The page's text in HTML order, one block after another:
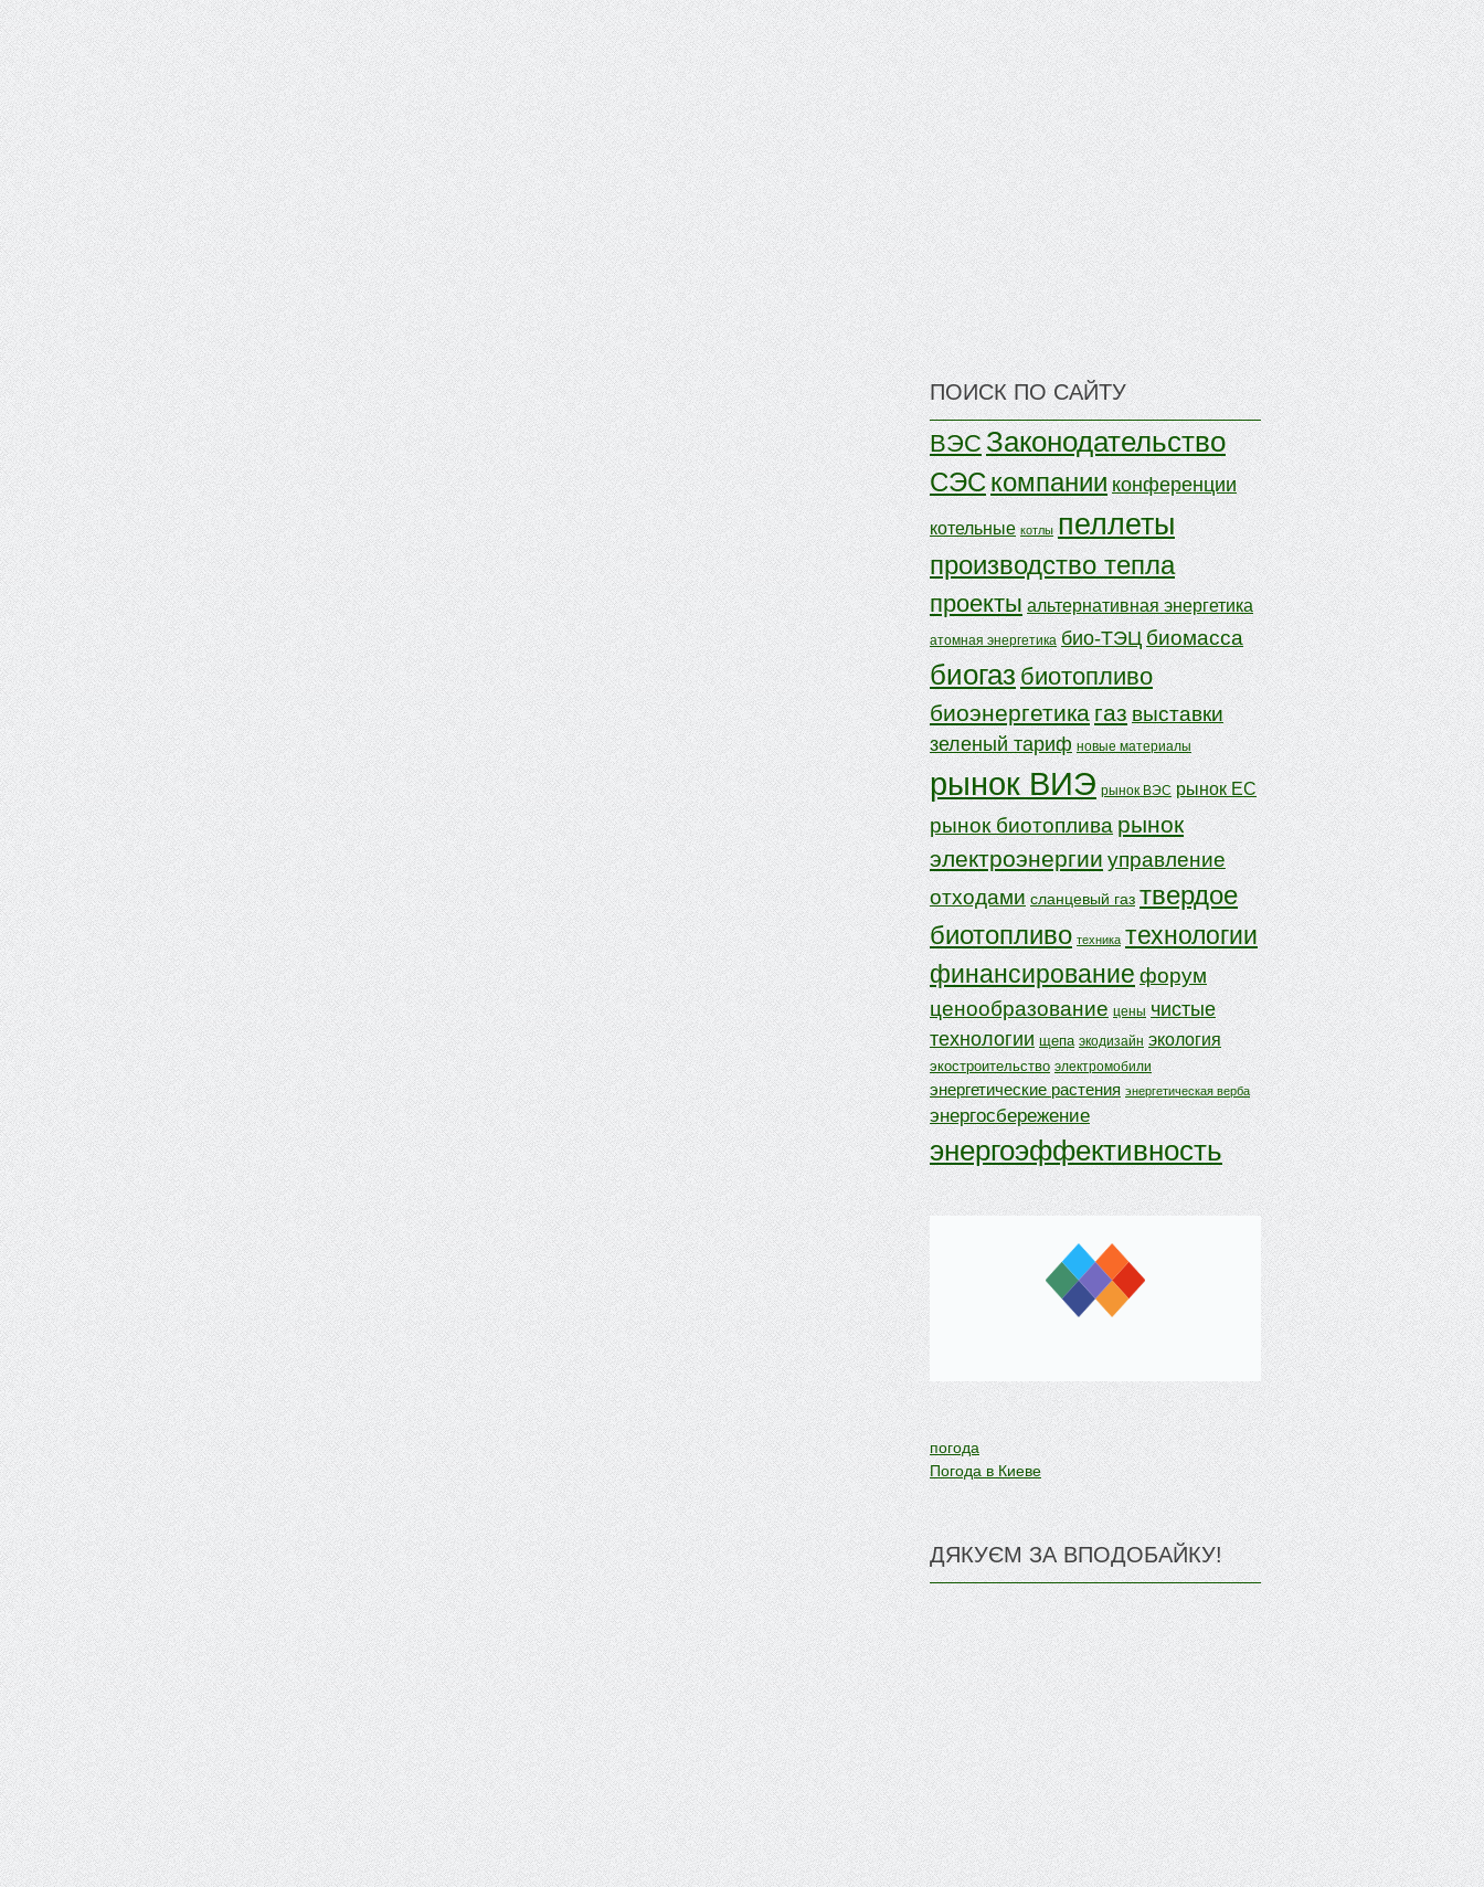
ПОИСК ПО САЙТУ
ВЭС Законодательство
СЭСкомпании конференции
котельные котлы пеллеты
производство тепла
проекты альтернативная энергетика
атомная энергетика био-ТЭЦ биомасса
биогазбиотопливо
биоэнергетика газвыставки
зеленый тариф новые материалы
рынок ВИЭ рынок ВЭС рынок ЕС
рынок биотопливарынок
электроэнергии управление
отходами сланцевый газ твердое
биотопливо техника технологии
финансированиефорум
ценообразование цены чистые
технологии щепа экодизайн экология
экостроительство электромобили
энергетические растения энергетическая верба
энергосбережение
энергоэффективность
погода
Погода в Киеве
ДЯКУЄМ ЗА ВПОДОБАЙКУ!